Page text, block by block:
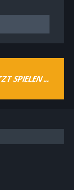
SPIELEN ...